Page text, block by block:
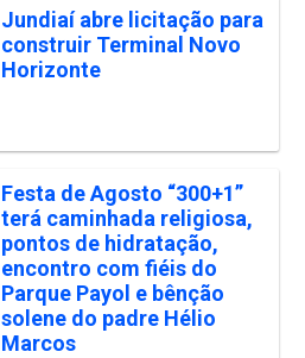
Jundiaí abre licitação para
construir Terminal Novo
Horizonte
Festa de Agosto “300+1”
terá caminhada religiosa,
pontos de hidratação,
encontro com fiéis do
Parque Payol e bênção
solene do padre Hélio
Marcos